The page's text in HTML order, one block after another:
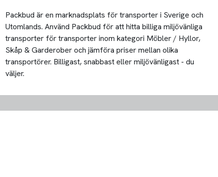
Packbud är en marknadsplats för transporter i Sverige och
Utomlands. Använd Packbud för att hitta billiga miljövänliga
transporter för transporter inom kategori Möbler / Hyllor,
Skåp & Garderober och jämföra priser mellan olika
transportörer. Billigast, snabbast eller miljövänligast - du
väljer.